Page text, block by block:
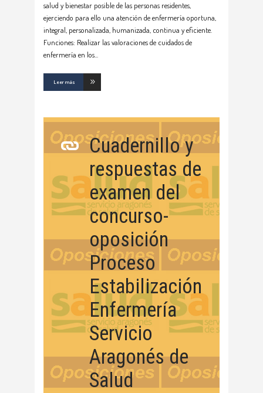
salud y bienestar posible de las personas residentes,
ejerciendo para ello una atención de enfermería oportuna,
integral, personalizada, humanizada, continua y eficiente.
Funciones: Realizar las valoraciones de cuidados de
enfermería en los
Leer más
Cuadernillo y
respuestas de
examen del
concurso-
oposición
Proceso
Estabilización
Enfermería
Servicio
Aragonés de
Salud